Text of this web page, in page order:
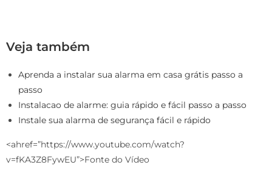
Veja também
Aprenda a instalar sua alarma em casa grátis passo a
passo
Instalacao de alarme: guia rápido e fácil passo a passo
Instale sua alarma de segurança fácil e rápido
<ahref=”https://www.youtube.com/watch?
v=fKA3Z8FywEU”>Fonte do Vídeo